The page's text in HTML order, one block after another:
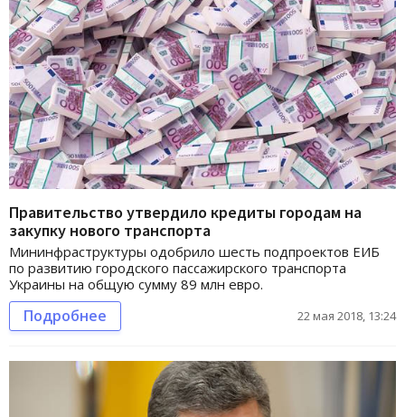
Правительство утвердило кредиты городам на
закупку нового транспорта
Мининфраструктуры одобрило шесть подпроектов ЕИБ
по развитию городского пассажирского транспорта
Украины на общую сумму 89 млн евро.
Подробнее 22 мая 2018, 13:24